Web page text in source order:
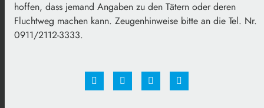
hoffen, dass jemand Angaben zu den Tätern oder deren
Fluchtweg machen kann. Zeugenhinweise bitte an die Tel. Nr.
0911/2112-3333.